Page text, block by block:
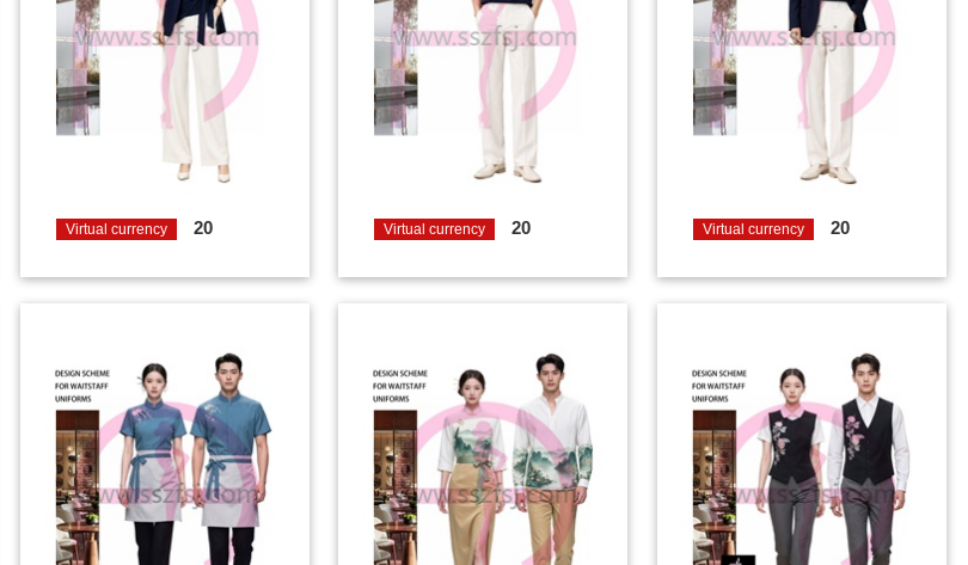
Virtual currency 20 Virtual currency 20 Virtual currency 20